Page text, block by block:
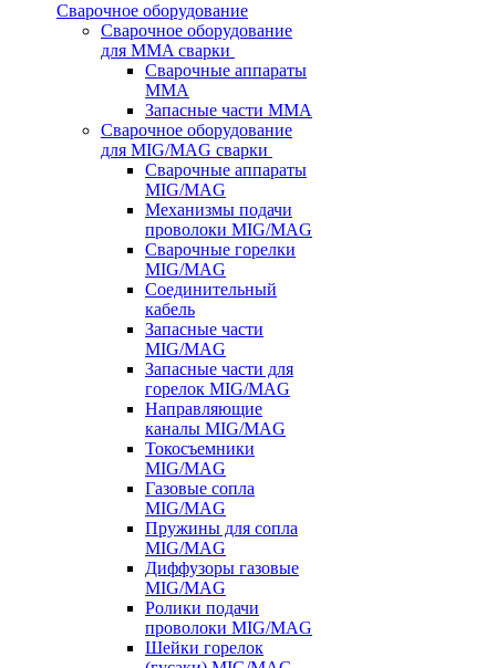
Сварочное оборудование
Сварочное оборудование
для MMA сварки
Сварочные аппараты
MMA
Запасные части MMA
Сварочное оборудование
для MIG/MAG сварки
Сварочные аппараты
MIG/MAG
Механизмы подачи
проволоки MIG/MAG
Сварочные горелки
MIG/MAG
Соединительный
кабель
Запасные части
MIG/MAG
Запасные части для
горелок MIG/MAG
Направляющие
каналы MIG/MAG
Токосъемники
MIG/MAG
Газовые сопла
MIG/MAG
Пружины для сопла
MIG/MAG
Диффузоры газовые
MIG/MAG
Ролики подачи
проволоки MIG/MAG
Шейки горелок